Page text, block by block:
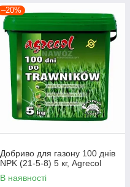
–20%
Добриво для газону 100 днів
NPK (21-5-8) 5 кг, Agrecol
В наявності